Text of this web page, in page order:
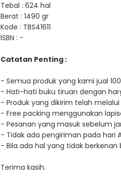
Tebal : 624 hal
Berat : 1490 gr
Kode : TBS41611
ISBN : -
Catatan Penting :
- Semua produk yang kami jual
- Hati-hati buku tiruan dengan
- Produk yang dikirim telah
- Free packing menggunakan
- Pesanan yang masuk sebelum
- Tidak ada pengiriman pada hari
- Bila ada hal yang tidak
Terima kasih.